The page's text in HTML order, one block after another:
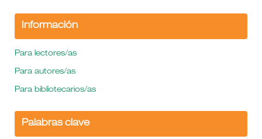
Información
Para lectores/as
Para autores/as
Para bibliotecarios/as
Palabras clave